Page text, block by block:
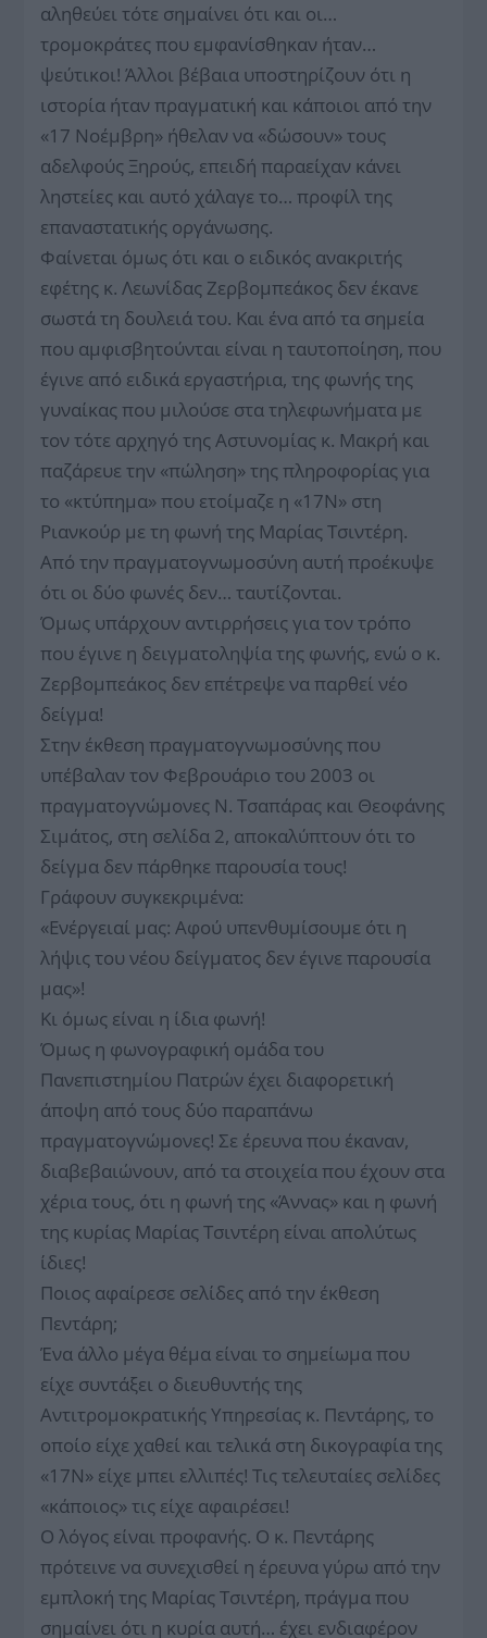
αληθεύει τότε σημαίνει ότι και οι…
τρομοκράτες που εμφανίσθηκαν ήταν…
ψεύτικοι! Άλλοι βέβαια υποστηρίζουν ότι η
ιστορία ήταν πραγματική και κάποιοι από την
«17 Νοέμβρη» ήθελαν να «δώσουν» τους
αδελφούς Ξηρούς, επειδή παραείχαν κάνει
ληστείες και αυτό χάλαγε το… προφίλ της
επαναστατικής οργάνωσης.
Φαίνεται όμως ότι και ο ειδικός ανακριτής
εφέτης κ. Λεωνίδας Ζερβομπεάκος δεν έκανε
σωστά τη δουλειά του. Και ένα από τα σημεία
που αμφισβητούνται είναι η ταυτοποίηση, που
έγινε από ειδικά εργαστήρια, της φωνής της
γυναίκας που μιλούσε στα τηλεφωνήματα με
τον τότε αρχηγό της Αστυνομίας κ. Μακρή και
παζάρευε την «πώληση» της πληροφορίας για
το «κτύπημα» που ετοίμαζε η «17Ν» στη
Ριανκούρ με τη φωνή της Μαρίας Τσιντέρη.
Από την πραγματογνωμοσύνη αυτή προέκυψε
ότι οι δύο φωνές δεν… ταυτίζονται.
Όμως υπάρχουν αντιρρήσεις για τον τρόπο
που έγινε η δειγματοληψία της φωνής, ενώ ο κ.
Ζερβομπεάκος δεν επέτρεψε να παρθεί νέο
δείγμα!
Στην έκθεση πραγματογνωμοσύνης που
υπέβαλαν τον Φεβρουάριο του 2003 οι
πραγματογνώμονες Ν. Τσαπάρας και Θεοφάνης
Σιμάτος, στη σελίδα 2, αποκαλύπτουν ότι το
δείγμα δεν πάρθηκε παρουσία τους!
Γράφουν συγκεκριμένα:
«Ενέργειαί μας: Αφού υπενθυμίσουμε ότι η
λήψις του νέου δείγματος δεν έγινε παρουσία
μας»!
Κι όμως είναι η ίδια φωνή!
Όμως η φωνογραφική ομάδα του
Πανεπιστημίου Πατρών έχει διαφορετική
άποψη από τους δύο παραπάνω
πραγματογνώμονες! Σε έρευνα που έκαναν,
διαβεβαιώνουν, από τα στοιχεία που έχουν στα
χέρια τους, ότι η φωνή της «Άννας» και η φωνή
της κυρίας Μαρίας Τσιντέρη είναι απολύτως
ίδιες!
Ποιος αφαίρεσε σελίδες από την έκθεση
Πεντάρη;
Ένα άλλο μέγα θέμα είναι το σημείωμα που
είχε συντάξει ο διευθυντής της
Αντιτρομοκρατικής Υπηρεσίας κ. Πεντάρης, το
οποίο είχε χαθεί και τελικά στη δικογραφία της
«17Ν» είχε μπει ελλιπές! Τις τελευταίες σελίδες
«κάποιος» τις είχε αφαιρέσει!
Ο λόγος είναι προφανής. Ο κ. Πεντάρης
πρότεινε να συνεχισθεί η έρευνα γύρω από την
εμπλοκή της Μαρίας Τσιντέρη, πράγμα που
σημαίνει ότι η κυρία αυτή… έχει ενδιαφέρον